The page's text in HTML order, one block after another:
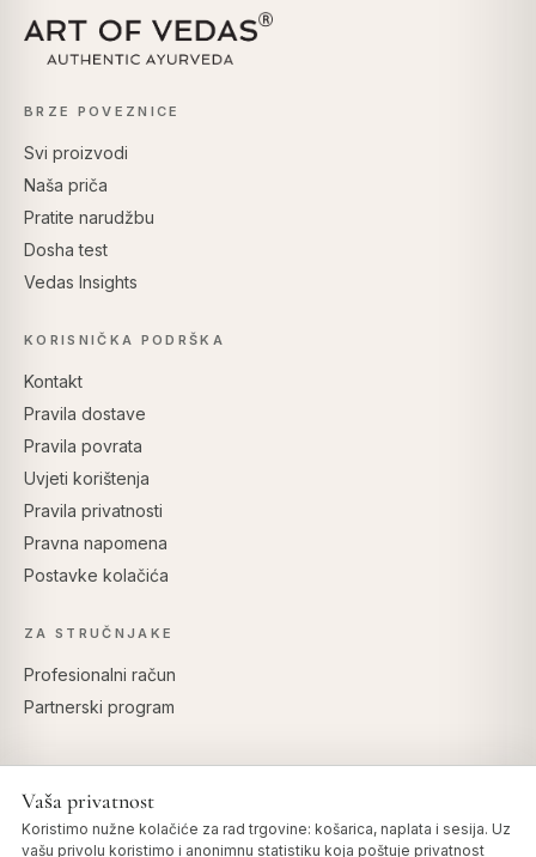
BRZE POVEZNICE
Svi proizvodi
Naša priča
Pratite narudžbu
Dosha test
Vedas Insights
KORISNIČKA PODRŠKA
Kontakt
Pravila dostave
Pravila povrata
Uvjeti korištenja
Pravila privatnosti
Pravna napomena
Postavke kolačića
ZA STRUČNJAKE
Profesionalni račun
Partnerski program
Vaša privatnost
Koristimo nužne kolačiće za rad trgovine: košarica, naplata i sesija. Uz
vašu privolu koristimo i anonimnu statistiku koja poštuje privatnost